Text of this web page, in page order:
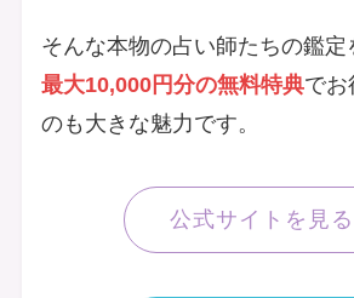
そんな本物の占い師たちの鑑定
最大10,000円分の無料特典でお
のも大きな魅力です。
公式サイトを見る